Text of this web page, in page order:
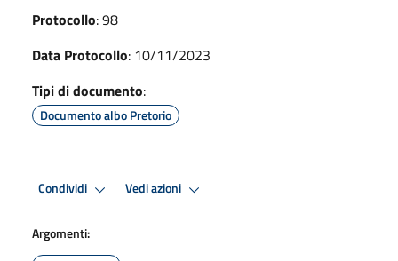
Protocollo: 98
Data Protocollo: 10/11/2023
Tipi di documento:
Documento albo Pretorio
Condividi Vedi azioni
Argomenti: